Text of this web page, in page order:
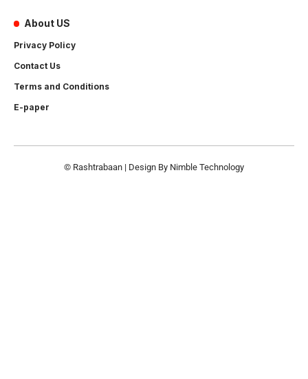
About US
Privacy Policy
Contact Us
Terms and Conditions
E-paper
© Rashtrabaan | Design By Nimble Technology